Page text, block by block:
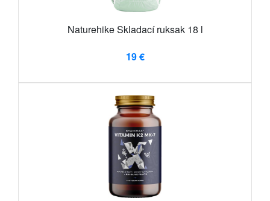
Naturehike Skladací ruksak 18 l
19 €